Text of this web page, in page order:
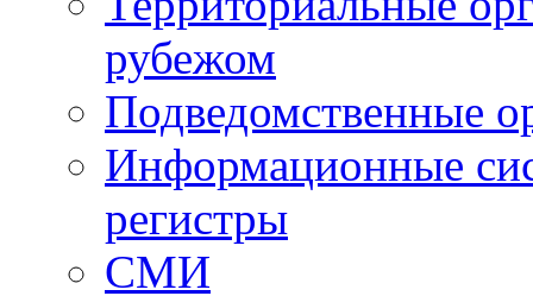
рубежом
Подведомственные
Информационные
регистры
СМИ